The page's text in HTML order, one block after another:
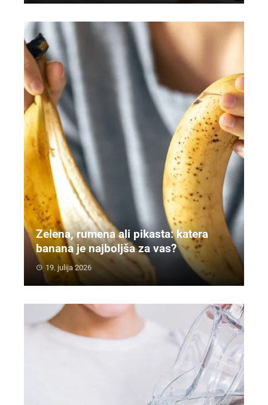
Zelena, rumena ali pikasta: katera
banana je najboljša za vas?
19. julija 2026